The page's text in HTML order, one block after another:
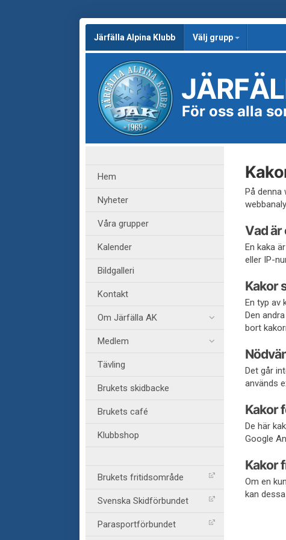
Järfälla Alpina Klubb Välj grupp
För oss alla
Hem
Nyheter
Våra grupper
Kalender
Bildgalleri
Kontakt
Om Järfälla AK
Medlem
Tävling
Brukets skidbacke
Brukets café
Klubbshop
Brukets fritidsområde
Svenska Skidförbundet
Parasportförbundet
På denna
Vad är
En kaka
eller IP-
Kakor
En typ av
Den
bort
Det går
används
Kakor
De här
Google
Kakor
Om en
kan